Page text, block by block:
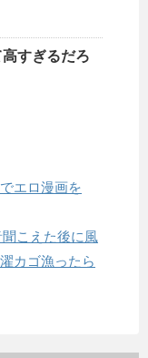
すぎるだろ
エロ漫画を
こえた後に風
カゴ漁ったら